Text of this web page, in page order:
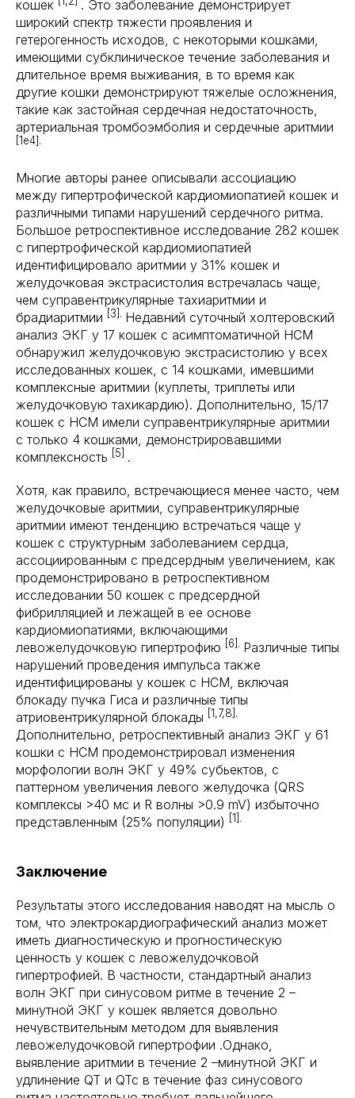
кошек
. Это заболевание демонстрирует
широкий спектр тяжести проявления и
гетерогенность исходов, с некоторыми кошками,
имеющими субклиническое течение заболевания и
длительное время выживания, в то время как
другие кошки демонстрируют тяжелые осложнения,
такие как застойная сердечная недостаточность,
артериальная тромбоэмболия и сердечные аритмии
[1e4].
Многие авторы ранее описывали ассоциацию
между гипертрофической кардиомиопатией кошек и
различными типами нарушений сердечного ритма.
Большое ретроспективное исследование 282 кошек
с гипертрофической кардиомиопатией
идентифицировало аритмии у 31% кошек и
желудочковая экстрасистолия встречалась чаще,
чем суправентрикулярные тахиаритмии и
брадиаритмии
[3]. Недавний суточный холтеровский
анализ ЭКГ у 17 кошек с асимптоматичной HCM
обнаружил желудочковую экстрасистолию у всех
исследованных кошек, с 14 кошками, имевшими
комплексные аритмии (куплеты, триплеты или
желудочковую тахикардию). Дополнительно, 15/17
кошек с HCM имели суправентрикулярные аритмии
с только 4 кошками, демонстрировавшими
комплексность
[5] .
Хотя, как правило, встречающиеся менее часто, чем
желудочковые аритмии, суправентрикулярные
аритмии имеют тенденцию встречаться чаще у
кошек с структурным заболеванием сердца,
ассоциированным с предсердным увеличением, как
продемонстрировано в ретроспективном
исследовании 50 кошек с предсердной
фибрилляцией и лежащей в ее основе
кардиомиопатиями, включающими
левожелудочковую гипертрофию
[6]. Различные типы
нарушений проведения импульса также
идентифицированы у кошек с HCM, включая
блокаду пучка Гиса и различные типы
атриовентрикулярной блокады
[1,7,8].
Дополнительно, ретроспективный анализ ЭКГ у 61
кошки с HCM продемонстрировал изменения
морфологии волн ЭКГ у 49% субьектов, с
паттерном увеличения левого желудочка (QRS
комплексы >40 мс и R волны >0.9 mV) избыточно
представленным (25% популяции)
[1].
Заключение
Результаты этого исследования наводят на мысль о
том, что электрокардиографический анализ может
иметь диагностическую и прогностическую
ценность у кошек с левожелудочковой
гипертрофией. В частности, стандартный анализ
волн ЭКГ при синусовом ритме в течение 2 –
минутной ЭКГ у кошек является довольно
нечувствительным методом для выявления
левожелудочковой гипертрофии .Однако,
выявление аритмии в течение 2 –минутной ЭКГ и
удлинение QT и QTc в течение фаз синусового